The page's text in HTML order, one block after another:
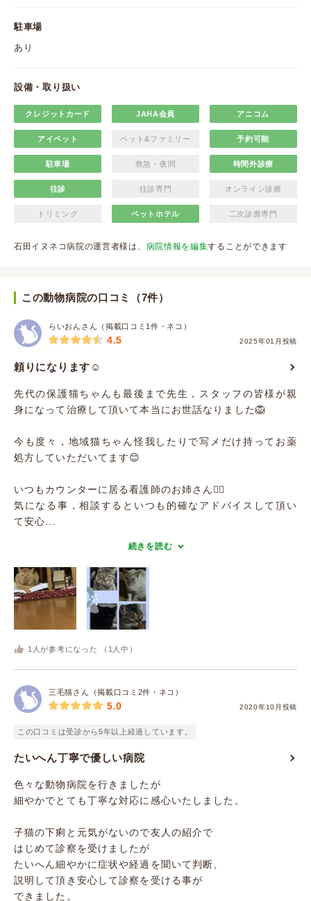
駐車場
あり
設備・取り扱い
クレジットカード JAHA会員 アニコム
アイペット ペット&ファミリー 予約可能
駐車場 救急・夜間 時間外診療
往診 往診専門 オンライン診療
トリミング ペットホテル 二次診療専門
石田イヌネコ病院の運営者様は、 病院情報を編集することができます
この動物病院の口コミ（7件）
らいおんさん（掲載口コミ1件・ネコ）
2025年01月投稿
4.5
頼りになります☺️
先代の保護猫ちゃんも最後まで先生，スタッフの皆様が親
身になって治療して頂いて本当にお世話なりました🦁
今も度々，地域猫ちゃん怪我したりで写メだけ持ってお薬
処方していただいてます😊
いつもカウンターに居る看護師のお姉さん👩‍⚕️
気になる事，相談するといつも的確なアドバイスして頂い
て安心...
続きを読む
1 人が参考になった （ 1 人中）
三毛猫さん（掲載口コミ2件・ネコ）
2020年10月投稿
5.0
この口コミは受診から5年以上経過しています。
たいへん丁寧で優しい病院
色々な動物病院を行きましたが
細やかでとても丁寧な対応に感心いたしました。
子猫の下痢と元気がないので友人の紹介で
はじめて診察を受けましたが
たいへん細やかに症状や経過を聞いて判断、
説明して頂き安心して診察を受ける事が
できました。